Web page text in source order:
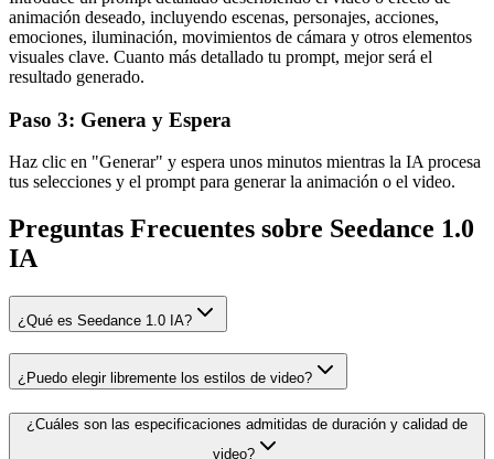
animación deseado, incluyendo escenas, personajes, acciones,
emociones, iluminación, movimientos de cámara y otros elementos
visuales clave. Cuanto más detallado tu prompt, mejor será el
resultado generado.
Paso 3: Genera y Espera
Haz clic en "Generar" y espera unos minutos mientras la IA procesa
tus selecciones y el prompt para generar la animación o el video.
Preguntas Frecuentes sobre Seedance 1.0
IA
¿Qué es Seedance 1.0 IA?
¿Puedo elegir libremente los estilos de video?
¿Cuáles son las especificaciones admitidas de duración y calidad de
video?